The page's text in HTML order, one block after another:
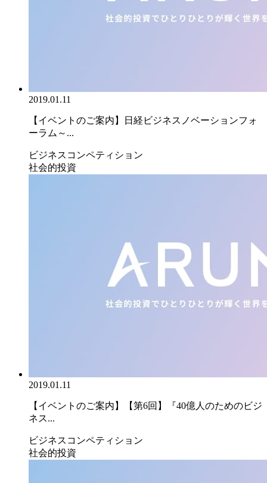
2019.01.11
【イベントのご案内】日経ビジネスノベーションフォ
ーラム～...
ビジネスコンペティション
社会的投資
2019.01.11
【イベントのご案内】【第6回】『40億人のためのビジ
ネス...
ビジネスコンペティション
社会的投資